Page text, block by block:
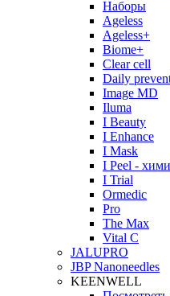
Наборы
Ageless
Ageless+
Biome+
Clear cell
Daily
Image MD
Iluma
I Beauty
I Enhance
I Mask
I Peel -
I Trial
Ormedic
Pro
The Max
Vital C
JALUPRO
JBP Nanoneedles
KEENWELL